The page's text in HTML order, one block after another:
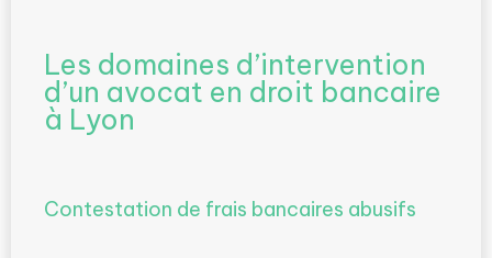
Les domaines d’intervention
d’un avocat en droit bancaire
à Lyon
Contestation de frais bancaires abusifs